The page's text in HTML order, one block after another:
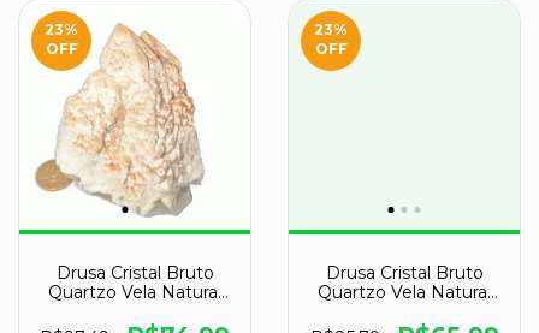
23%
OFF
Drusa Cristal Bruto
Quartzo Vela Natural
23%
OFF
Drusa Cristal Bruto
Quartzo Vela Natural